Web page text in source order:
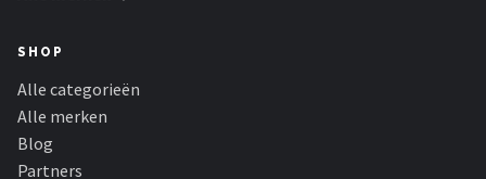
SHOP
Alle categorieën
Alle merken
Blog
Partners